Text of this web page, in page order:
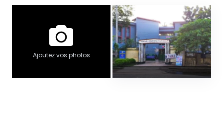
Ajoutez vos photos